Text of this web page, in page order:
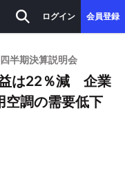
ログイン 会員登録
半期決算説明会
は22％減 企業
空調の需要低下